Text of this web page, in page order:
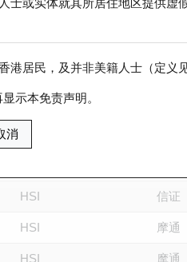
士或实体就其所居住地区提供虚
港居民，及并非美籍人士（定义
示本免责声明。
消
牛证 HSI 恒生指数
以选择最多五只牛熊证
HSI 信证
HSI 摩通
HSI 摩通